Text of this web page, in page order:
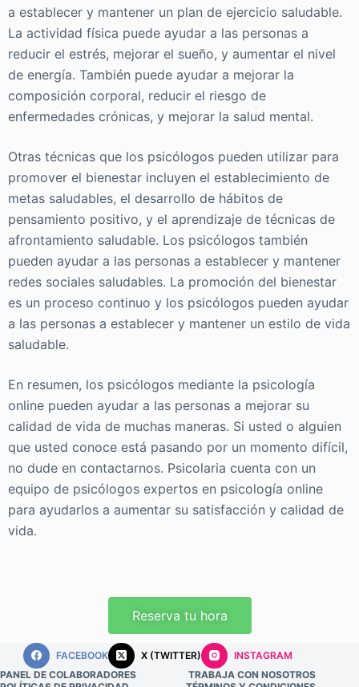
a establecer y mantener un plan de ejercicio saludable.
La actividad física puede ayudar a las personas a
reducir el estrés, mejorar el sueño, y aumentar el nivel
de energía. También puede ayudar a mejorar la
composición corporal, reducir el riesgo de
enfermedades crónicas, y mejorar la salud mental.
Otras técnicas que los psicólogos pueden utilizar para
promover el bienestar incluyen el establecimiento de
metas saludables, el desarrollo de hábitos de
pensamiento positivo, y el aprendizaje de técnicas de
afrontamiento saludable. Los psicólogos también
pueden ayudar a las personas a establecer y mantener
redes sociales saludables. La promoción del bienestar
es un proceso continuo y los psicólogos pueden ayudar
a las personas a establecer y mantener un estilo de vida
saludable.
En resumen, los psicólogos mediante la psicología
online pueden ayudar a las personas a mejorar su
calidad de vida de muchas maneras. Si usted o alguien
que usted conoce está pasando por un momento difícil,
no dude en contactarnos. Psicolaria cuenta con un
equipo de psicólogos expertos en psicología online
para ayudarlos a aumentar su satisfacción y calidad de
vida.
Reserva tu hora
FACEBOOK X (TWITTER)
INSTAGRAM
PANEL DE COLABORADORES
TRABAJA CON NOSOTROS